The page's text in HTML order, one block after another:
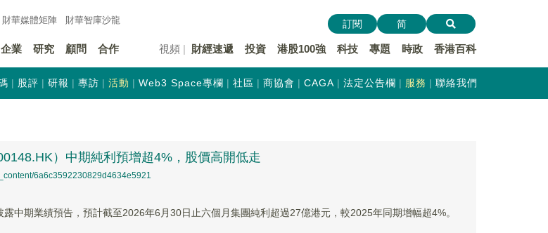
財華媒體矩陣 財華智庫沙龍
企業 研究 顧問 合作 視頻 財經速遞 投資 港股100強 科技 專題 時政 香港百科
訂閱 简
股評 研報 專訪 活動 Web3 Space專欄 社區 商協會 CAGA 法定公告欄 服務 聯絡我們
）中期純利預增超4%，股價高開低走
6a6c3592230829d4634e5921
中期業績預告，預計截至2026年6月30日止六個月集團純利超過27億港元，較2025年同期增幅超4%。